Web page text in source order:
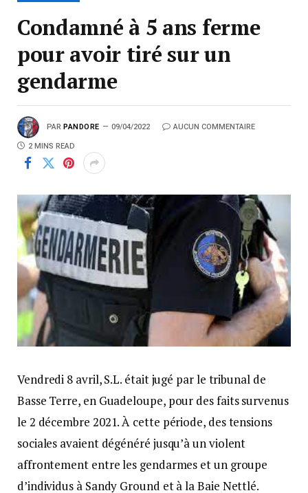
Condamné à 5 ans ferme
pour avoir tiré sur un
gendarme
PAR PANDORE 09/04/2022 AUCUN COMMENTAIRE
2 MINS READ
Vendredi 8 avril, S.L. était jugé par le tribunal de
Basse Terre, en Guadeloupe, pour des faits survenus
le 2 décembre 2021. À cette période, des tensions
sociales avaient dégénéré jusqu’à un violent
affrontement entre les gendarmes et un groupe
d’individus à Sandy Ground et à la Baie Nettlé.